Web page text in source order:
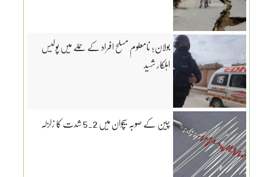
بولان؛ نامعلوم مسلح افراد کے حملے میں پولیس
اہلکار شہید
چین کے صوبہ سیچوان میں 5.2 شدت کا زلزلہ